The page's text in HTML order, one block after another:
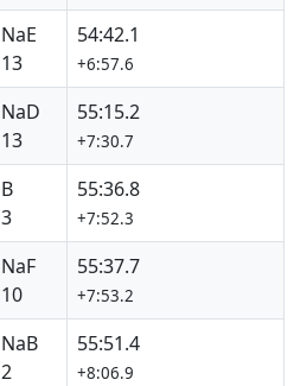
NaE
13
54:42.1
+6:57.6
NaD
13
55:15.2
+7:30.7
B
3
55:36.8
+7:52.3
NaF
10
55:37.7
+7:53.2
NaB
2
55:51.4
+8:06.9